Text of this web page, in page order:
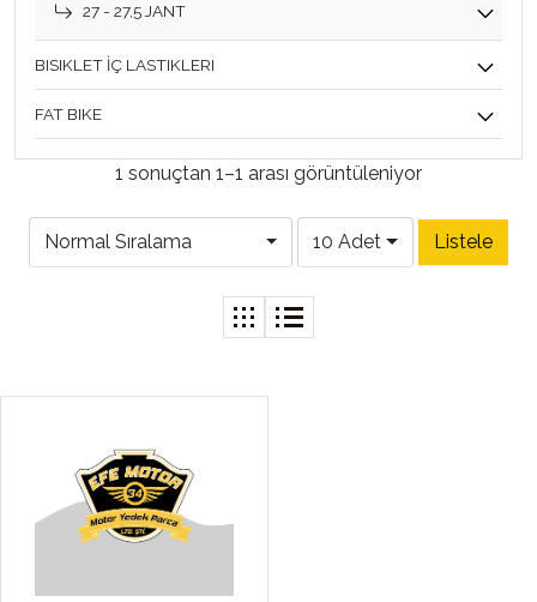
27 - 27,5 JANT
BISIKLET İÇ LASTIKLERI
FAT BIKE
1 sonuçtan 1–1 arası görüntüleniyor
Normal Sıralama 10 Adet